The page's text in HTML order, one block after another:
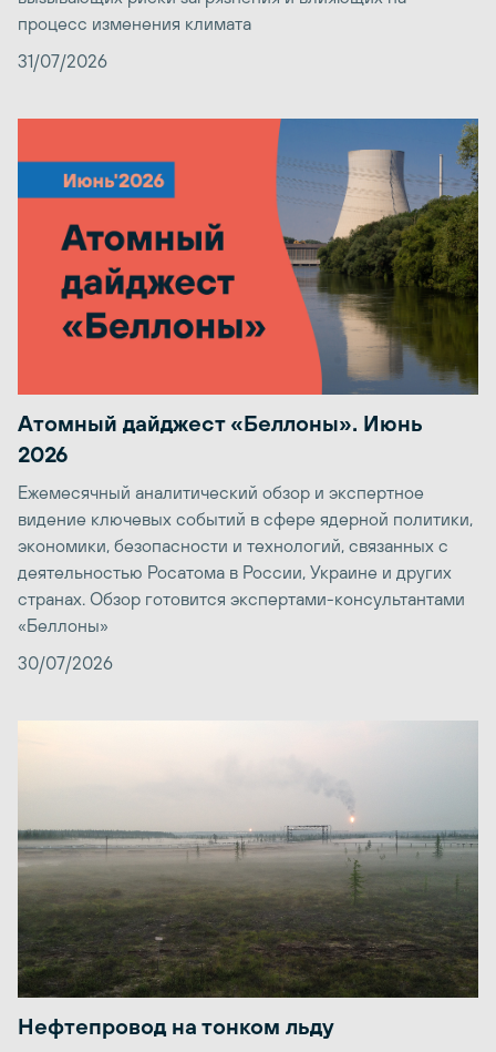
процесс изменения климата
31/07/2026
Атомный дайджест «Беллоны». Июнь
2026
Ежемесячный аналитический обзор и экспертное
видение ключевых событий в сфере ядерной политики,
экономики, безопасности и технологий, связанных с
деятельностью Росатома в России, Украине и других
странах. Обзор готовится экспертами-консультантами
«Беллоны»
30/07/2026
Нефтепровод на тонком льду